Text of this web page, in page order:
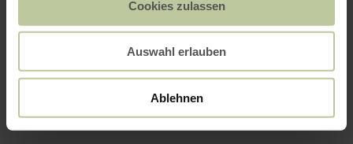
Cookies zulassen
Auswahl erlauben
Ablehnen